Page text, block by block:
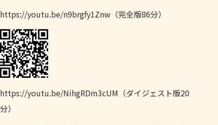
https://youtu.be/n9brgfy1Znw（完全版86分）
https://youtu.be/NihgRDm3cUM（ダイジェスト版20
分）